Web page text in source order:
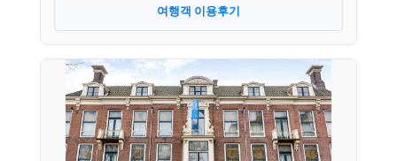
여행객 이용후기